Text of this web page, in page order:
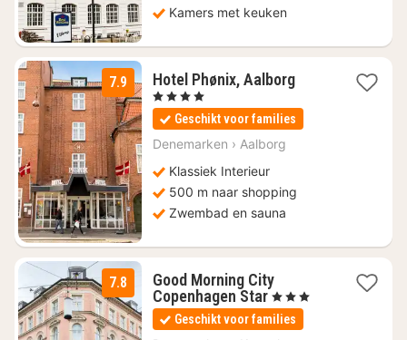
Kamers met keuken
7.9 Hotel Phønix, Aalborg1
vanaf
€
, 4 Sterren
Geschikt voor families
Denemarken › Aalborg
Klassiek Interieur
500 m naar shopping
Zwembad en sauna
7.8
Good Morning City
Copenhagen Star1
nacht
vanaf
, 3 Sterren
Geschikt voor families